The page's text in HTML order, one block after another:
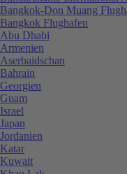
Bangkok-Don Muang
Bangkok Flughafen
Abu Dhabi
Armenien
Aserbaidschan
Bahrain
Georgien
Guam
Israel
Japan
Jordanien
Katar
Kuwait